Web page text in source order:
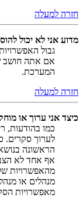
חזרה למעלה
מדוע אני לא יכול
גבול
אם אתה חושב
המערכת.
חזרה למעלה
כיצד אני ערוך או
כמו בהודעות,
לערוך סקרים.
הראשונה
אף אחד לא
מהאפשרויות
מנהלים או
מאפשרויות